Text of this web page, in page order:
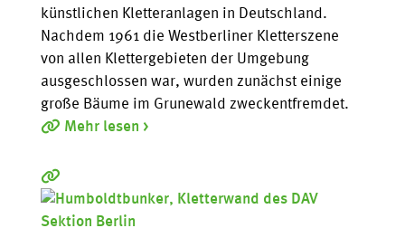
künstlichen Kletteranlagen in Deutschland.
Nachdem 1961 die Westberliner Kletterszene
von allen Klettergebieten der Umgebung
ausgeschlossen war, wurden zunächst einige
große Bäume im Grunewald zweckentfremdet.
Mehr lesen >